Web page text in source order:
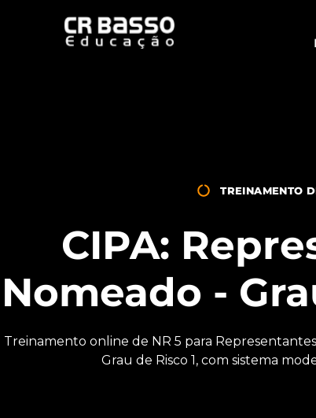
TREINAMENTO
CIPA:
Nomeado -
Treinamento online de NR 5 para
Grau de Risco 1, com sistema